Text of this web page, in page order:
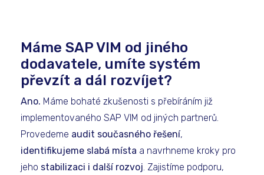
Máme SAP VIM od jiného
dodavatele, umíte systém
převzít a dál rozvíjet?
Ano. Máme bohaté zkušenosti s přebíráním již
implementovaného SAP VIM od jiných partnerů.
Provedeme audit současného řešení,
identifikujeme slabá místa a navrhneme kroky pro
jeho stabilizaci i další rozvoj . Zajistíme podporu,